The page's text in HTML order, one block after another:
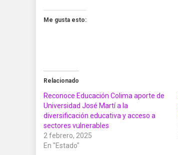
Me gusta esto:
Relacionado
Reconoce Educación Colima aporte de
Universidad José Martí a la
diversificación educativa y acceso a
sectores vulnerables
2 febrero, 2025
En "Estado"